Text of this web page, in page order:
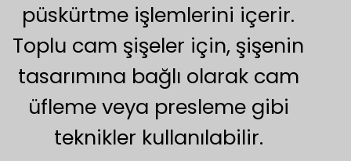
püskürtme işlemlerini içerir.
Toplu cam şişeler için, şişenin
tasarımına bağlı olarak cam
üfleme veya presleme gibi
teknikler kullanılabilir.